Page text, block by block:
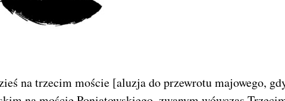
na trzecim moście [aluzja do przewrotu majowego,